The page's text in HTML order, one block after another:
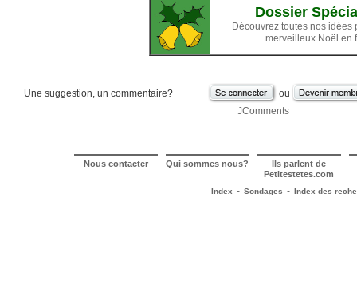
Dossier
Découvrez toutes nos idées
merveilleux Noël en
Une suggestion, un commentaire?
ou
JComments
Nous contacter Qui sommes nous? Ils parlent de
Petitestetes.com
Index - Sondages - Index des